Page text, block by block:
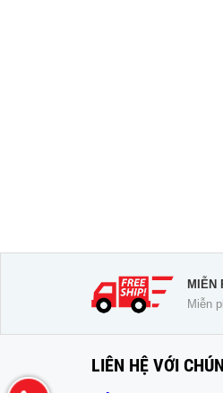
MIỄN
Miễn
LIÊN HỆ VỚI